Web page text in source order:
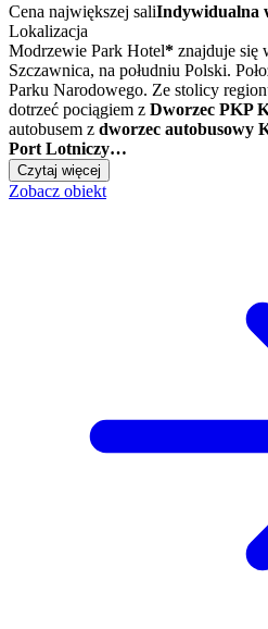
Cena największej saliIndywidualna
Lokalizacja
Modrzewie Park Hotel* znajduje się
Szczawnica, na południu Polski.
Parku Narodowego. Ze stolicy
dotrzeć pociągiem z Dworzec PKP
autobusem z dworzec autobusowy
Port Lotniczy…
Czytaj więcej
Zobacz obiekt